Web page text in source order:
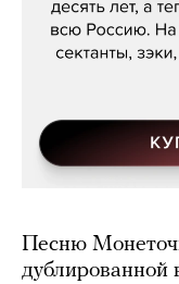
Песню
дублированной